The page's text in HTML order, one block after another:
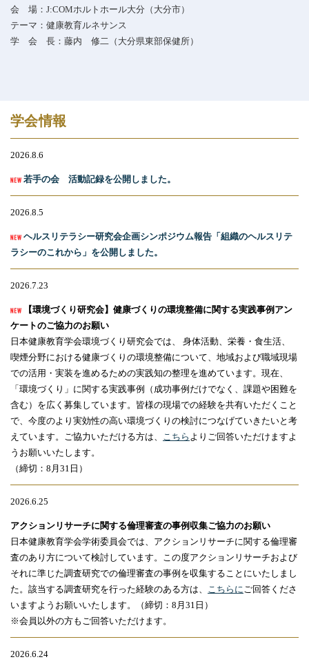
会 場：J:COMホルトホール大分（大分市）
テーマ：健康教育ルネサンス
学 会 長：藤内 修二（大分県東部保健所）
学会情報
2026.8.6
若手の会 活動記録を公開しました。
2026.8.5
ヘルスリテラシー研究会企画シンポジウム報告「組織のヘルスリテ
ラシーのこれから」を公開しました。
2026.7.23
【環境づくり研究会】健康づくりの環境整備に関する実践事例アン
ケートのご協力のお願い
日本健康教育学会環境づくり研究会では、 身体活動、栄養・食生活、
喫煙分野における健康づくりの環境整備について、地域および職域現場
での活用・実装を進めるための実践知の整理を進めています。現在、
「環境づくり」に関する実践事例（成功事例だけでなく、課題や困難を
含む）を広く募集しています。皆様の現場での経験を共有いただくこと
で、今度のより実効性の高い環境づくりの検討につなげていきたいと考
えています。ご協力いただける方は、 こちら よりご回答いただけますよ
うお願いいたします。
（締切：8月31日）
2026.6.25
アクションリサーチに関する倫理審査の事例収集ご協力のお願い
日本健康教育学会学術委員会では、アクションリサーチに関する倫理審
査のあり方について検討しています。この度アクションリサーチおよび
それに準じた調査研究での倫理審査の事例を収集することにいたしまし
た。該当する調査研究を行った経験のある方は、 こちらにご回答くださ
いますようお願いいたします。（締切：8月31日）
※会員以外の方もご回答いただけます。
2026.6.24